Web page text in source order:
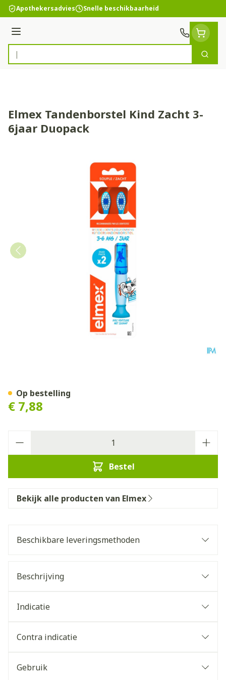
Ga naar de inhoud
Apothekersadvies Snelle beschikbaarheid
Menu
Product, merk, categorie...
Zoek
Elmex Tandenborstel Kind Zacht 3-
6jaar Duopack
€ 7,88
Bestel
Op bestelling
Bekijk alle producten van Elmex
Beschikbare leveringsmethoden
Beschrijving
Indicatie
Contra indicatie
Gebruik